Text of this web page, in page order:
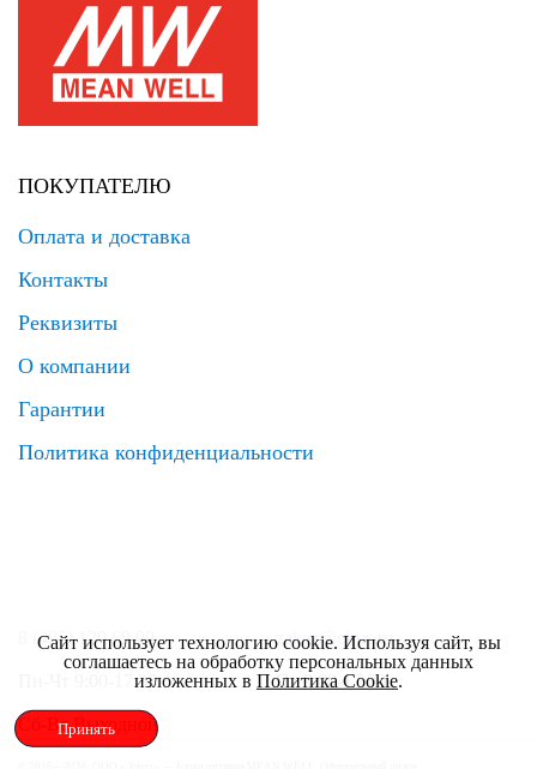
ПОКУПАТЕЛЮ
Оплата и доставка
Контакты
Реквизиты
О компании
Гарантии
Политика конфиденциальности
8 (495) 120 69 99 zakaz@elrus.ru
Пн-Чт 9:00-17:30 Пт 9:00-17:00
Сб-Вс Выходной
Сайт использует технологию cookie. Используя сайт, вы
соглашаетесь на обработку персональных данных
изложенных в Политика Cookie.
Принять